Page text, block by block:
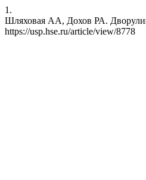
1.
Шляховая АА, Дохов РА.
https://usp.hse.ru/article/view/8778